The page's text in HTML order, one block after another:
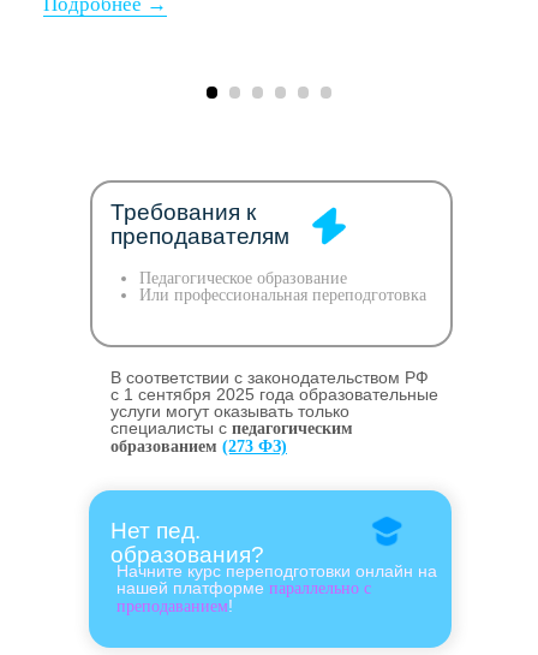
Педагогическое образование
Или профессиональная переподготовка
В соответствии с законодательством РФ
c 1 сентября 2025 года образовательные
услуги могут оказывать только
специалисты с педагогическим
образованием (273 ФЗ)
Начните курс переподготовки онлайн на
нашей платформе параллельно с
преподаванием!
Требования к
преподавателям
Нет пед.
образования?
Нас выбрали 10 000+